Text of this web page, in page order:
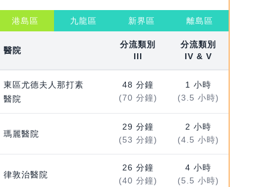
港島區 九龍區 新界區 離島區
醫院
分流類別
III
分流類別
IV & V
東區尤德夫人那打素
醫院
48 分鐘
(70 分鐘)
1 小時
(3.5 小時)
瑪麗醫院
29 分鐘
(53 分鐘)
2 小時
(4.5 小時)
律敦治醫院
26 分鐘
(40 分鐘)
4 小時
(5.5 小時)